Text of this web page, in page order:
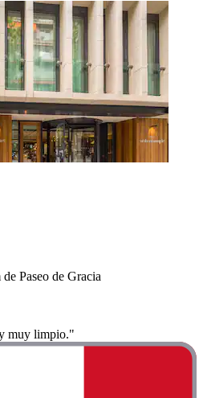
Paseo de Gracia
muy limpio."